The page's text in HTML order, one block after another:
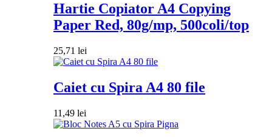
Hartie Copiator A4 Copying
Paper Red, 80g/mp, 500coli/top
25,71 lei
Caiet cu Spira A4 80 file
11,49 lei